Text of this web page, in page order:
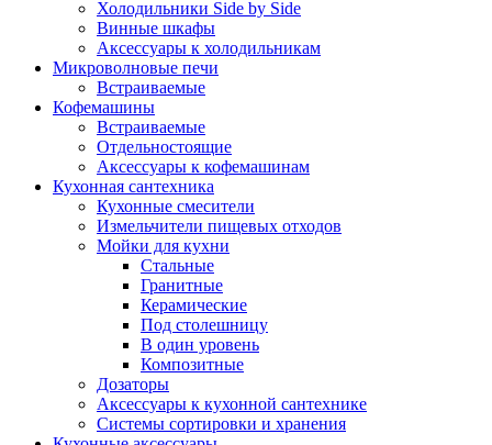
Холодильники Side by Side
Винные шкафы
Аксессуары к холодильникам
Микроволновые печи
Встраиваемые
Кофемашины
Встраиваемые
Отдельностоящие
Аксессуары к кофемашинам
Кухонная сантехника
Кухонные смесители
Измельчители пищевых отходов
Мойки для кухни
Стальные
Гранитные
Керамические
Под столешницу
В один уровень
Композитные
Дозаторы
Аксессуары к кухонной сантехнике
Системы сортировки и хранения